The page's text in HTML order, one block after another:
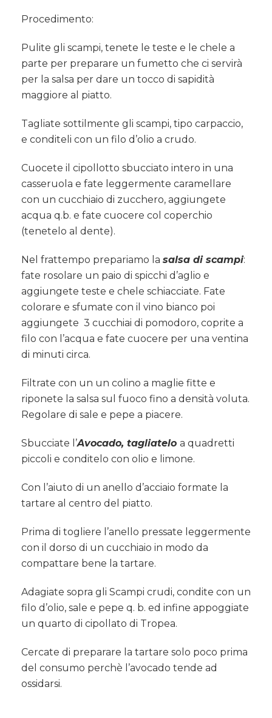
Procedimento:
Pulite gli scampi, tenete le teste e le chele a
parte per preparare un fumetto che ci servirà
per la salsa per dare un tocco di sapidità
maggiore al piatto.
Tagliate sottilmente gli scampi, tipo carpaccio,
e conditeli con un filo d’olio a crudo.
Cuocete il cipollotto sbucciato intero in una
casseruola e fate leggermente caramellare
con un cucchiaio di zucchero, aggiungete
acqua q.b. e fate cuocere col coperchio
(tenetelo al dente).
Nel frattempo prepariamo la salsa di scampi:
fate rosolare un paio di spicchi d’aglio e
aggiungete teste e chele schiacciate. Fate
colorare e sfumate con il vino bianco poi
aggiungete 3 cucchiai di pomodoro, coprite a
filo con l’acqua e fate cuocere per una ventina
di minuti circa.
Filtrate con un un colino a maglie fitte e
riponete la salsa sul fuoco fino a densità voluta.
Regolare di sale e pepe a piacere.
Sbucciate l’Avocado, tagliatelo a quadretti
piccoli e conditelo con olio e limone.
Con l’aiuto di un anello d’acciaio formate la
tartare al centro del piatto.
Prima di togliere l’anello pressate leggermente
con il dorso di un cucchiaio in modo da
compattare bene la tartare.
Adagiate sopra gli Scampi crudi, condite con un
filo d’olio, sale e pepe q. b. ed infine appoggiate
un quarto di cipollato di Tropea.
Cercate di preparare la tartare solo poco prima
del consumo perchè l’avocado tende ad
ossidarsi.